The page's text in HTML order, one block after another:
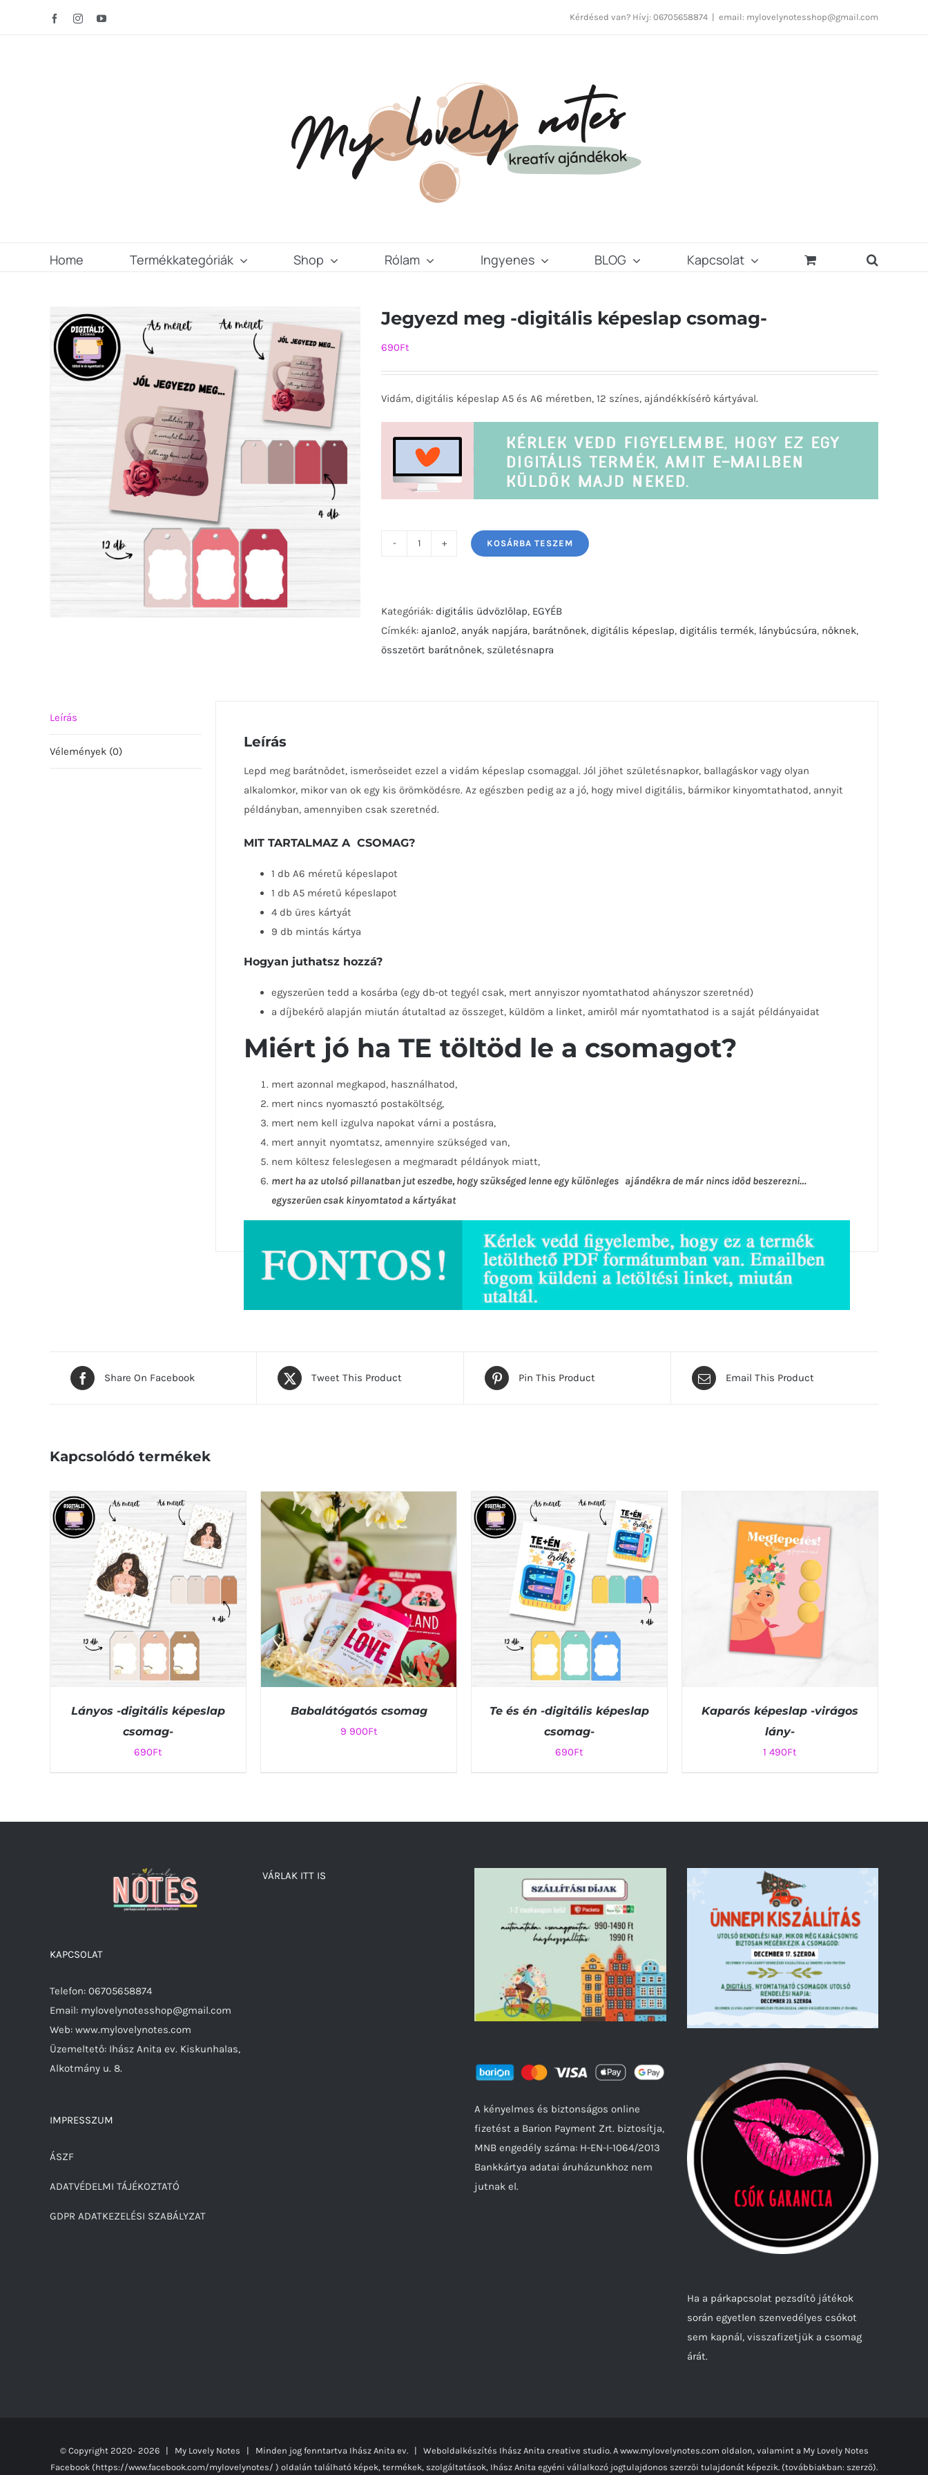
FacebookInstagramYouTube Kérdésed van? Hívj: 06705658874 email: mylovelynotesshop@gmail.com
Home Termékkategóriák Shop Rólam Ingyenes BLOG Kapcsolat
Jegyezd meg -digitális képeslap csomag-
690Ft
Vidám, digitális képeslap A5 és A6 méretben, 12 színes, ajándékkísérő kártyával.
digitális
képeslap
csomag-
KOSÁRBA TESZEM
Kategóriák: digitális üdvözlőlap, EGYÉB
Címkék: ajanlo2, anyák napjára, barátnőnek, digitális képeslap, digitális termék, lánybúcsúra, nőknek,
összetört barátnőnek, születésnapra
Leírás
Vélemények (0)
Leírás
Lepd meg barátnődet, ismerőseidet ezzel a vidám képeslap csomaggal. Jól jöhet születésnapkor, ballagáskor vagy olyan
alkalomkor, mikor van ok egy kis örömködésre. Az egészben pedig az a jó, hogy mivel digitális, bármikor kinyomtathatod, annyit
példányban, amennyiben csak szeretnéd.
MIT TARTALMAZ A CSOMAG?
1 db A6 méretű képeslapot
1 db A5 méretű képeslapot
4 db üres kártyát
9 db mintás kártya
Hogyan juthatsz hozzá?
egyszerűen tedd a kosárba (egy db-ot tegyél csak, mert annyiszor nyomtathatod ahányszor szeretnéd)
a díjbekérő alapján miután átutaltad az összeget, küldöm a linket, amiről már nyomtathatod is a saját példányaidat
Miért jó ha TE töltöd le a csomagot?
mert azonnal megkapod, használhatod,
mert nincs nyomasztó postaköltség,
mert nem kell izgulva napokat várni a postásra,
mert annyit nyomtatsz, amennyire szükséged van,
nem költesz feleslegesen a megmaradt példányok miatt,
mert ha az utolsó pillanatban jut eszedbe, hogy szükséged lenne egy különleges ajándékra de már nincs időd beszerezni…
egyszerűen csak kinyomtatod a kártyákat
Share On Facebook Tweet This Product Pin This Product Email This Product
Kapcsolódó termékek
Lányos -digitális képeslap
csomag-
690Ft
Babalátógatós csomag
9 900Ft
Te és én -digitális képeslap
csomag-
690Ft
Kaparós képeslap -virágos
lány-
1 490Ft
KAPCSOLAT
Telefon: 06705658874
Email: mylovelynotesshop@gmail.com
Web: www.mylovelynotes.com
Üzemeltető: Ihász Anita ev. Kiskunhalas,
Alkotmány u. 8.
IMPRESSZUM
ÁSZF
ADATVÉDELMI TÁJÉKOZTATÓ
GDPR ADATKEZELÉSI SZABÁLYZAT
VÁRLAK ITT IS
A kényelmes és biztonságos online
fizetést a Barion Payment Zrt. biztosítja,
MNB engedély száma: H-EN-I-1064/2013
Bankkártya adatai áruházunkhoz nem
jutnak el.
Ha a párkapcsolat pezsdítő játékok
során egyetlen szenvedélyes csókot
sem kapnál, visszafizetjük a csomag
árát.
© Copyright 2020- 2026 | My Lovely Notes | Minden jog fenntartva Ihász Anita ev. | Weboldalkészítés Ihász Anita creative studio.A www.mylovelynotes.com oldalon, valamint a My Lovely Notes
Facebook (https://www.facebook.com/mylovelynotes/ ) oldalán található képek, termékek, szolgáltatások, Ihász Anita egyéni vállalkozó jogtulajdonos szerzői tulajdonát képezik. (továbbiakban: szerző).